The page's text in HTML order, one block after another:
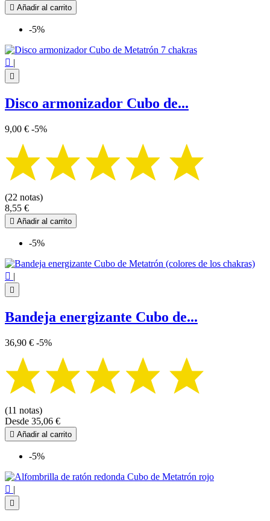
 Añadir al carrito
-5%
 |

Disco armonizador Cubo de...
9,00 € -5%
(22 notas)
8,55 €
 Añadir al carrito
-5%
 |

Bandeja energizante Cubo de...
36,90 € -5%
(11 notas)
Desde 35,06 €
 Añadir al carrito
-5%
 |
